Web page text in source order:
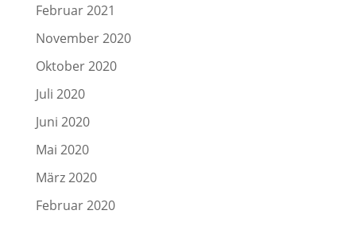
Februar 2021
November 2020
Oktober 2020
Juli 2020
Juni 2020
Mai 2020
März 2020
Februar 2020